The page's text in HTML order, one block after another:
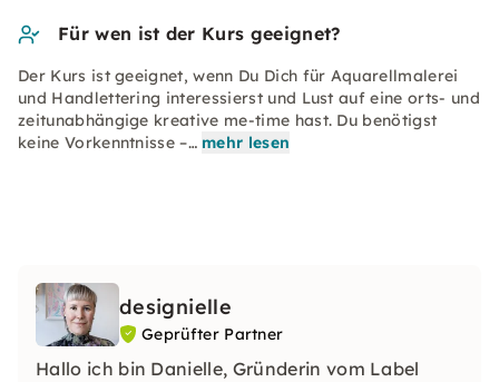
Für wen ist der Kurs geeignet?
Der Kurs ist geeignet, wenn Du Dich für Aquarellmalerei
und Handlettering interessierst und Lust auf eine orts- und
zeitunabhängige kreative me-time hast. Du benötigst
keine Vorkenntnisse –… mehr lesen
designielle
Geprüfter Partner
Hallo ich bin Danielle, Gründerin vom Label